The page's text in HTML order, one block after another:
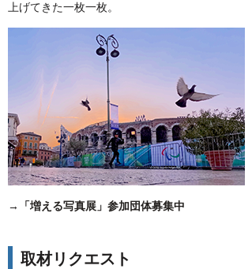
上げてきた一枚一枚。
→ 「増える写真展」参加団体募集中
取材リクエスト